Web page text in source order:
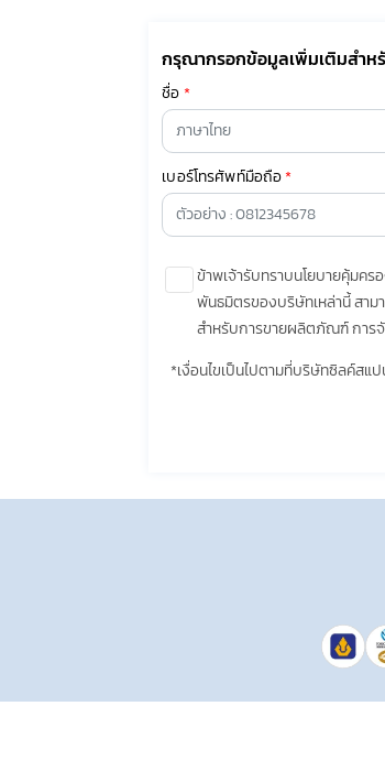
กรุณากรอกข้อมูลเพิ่มเติมสำห
ชื่อ*
เบอร์โทรศัพท์มือถือ*
ข้าพเจ้ารับทราบนโยบายคุ้มค
พันธมิตรของบริษัทเหล่านี้ สาม
สำหรับการขายผลิตภัณฑ์ การ
ผลิตภัณฑ์หรือบริการต่างๆ หรื
ส่วนตัวก่อนให้ความยินยอม
ทั้งนี้ ก่อนการแสดงเจตนา ข้า
ข้าพเจ้าให้ความยินยอมหรือป
ความยินยอมดังกล่าว ไม่มีผล
โดยข้าพเจ้าให้ถือเอาการกด
*เงื่อนไขเป็นไปตามที่บริษัทซิลค์สแ